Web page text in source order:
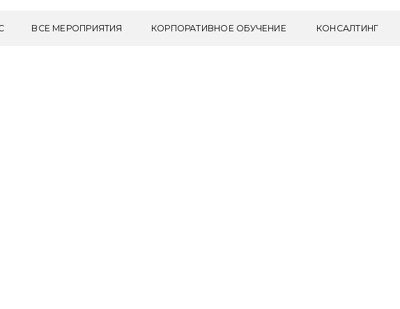
ВСЕ МЕРОПРИЯТИЯ КОРПОРАТИВНОЕ ОБУЧЕНИЕ КОНСАЛТИНГ ПОЛЕЗНО